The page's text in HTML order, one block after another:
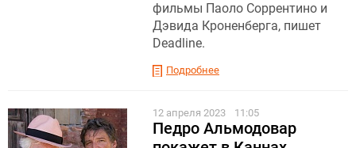
фильмы Паоло Соррентино и
Дэвида Кроненберга, пишет
Deadline.
Подробнее
12 апреля 2023 11:05
Педро Альмодовар